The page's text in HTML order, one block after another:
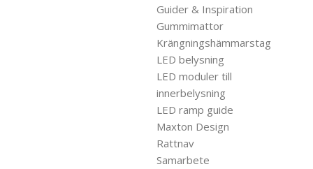
Guider & Inspiration
Gummimattor
Krängningshämmarstag
LED belysning
LED moduler till
innerbelysning
LED ramp guide
Maxton Design
Rattnav
Samarbete